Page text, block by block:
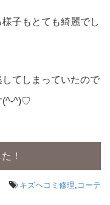
子もとても綺麗でし
てしまっていたので
(^-^)♡
！
キズヘコミ修理, コーテ